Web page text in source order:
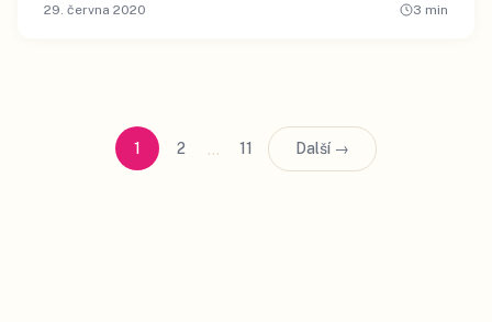
29. června 2020 3 min
1 2 … 11 Další →